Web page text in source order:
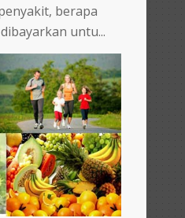
berapa
untu...